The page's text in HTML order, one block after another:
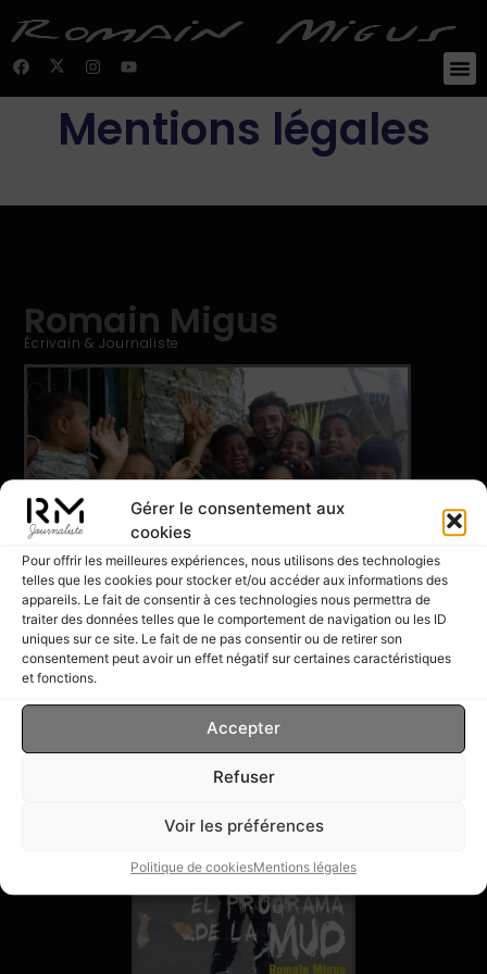
Gérer le consentement aux
cookies
Pour offrir les meilleures expériences, nous utilisons des technologies
telles que les cookies pour stocker et/ou accéder aux informations des
appareils. Le fait de consentir à ces technologies nous permettra de
traiter des données telles que le comportement de navigation ou les ID
uniques sur ce site. Le fait de ne pas consentir ou de retirer son
consentement peut avoir un effet négatif sur certaines caractéristiques
et fonctions.
Accepter
Refuser
Voir les préférences
Politique de cookiesMentions légales
Mentions légales
Romain Migus
Écrivain & Journaliste
Publications
Livres